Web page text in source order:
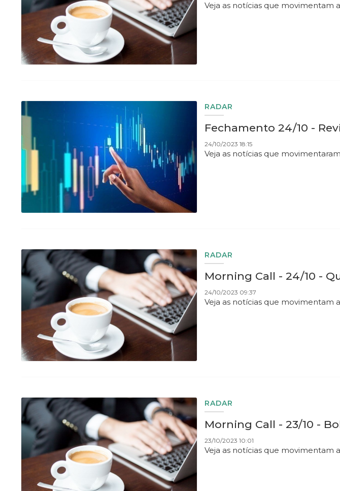
Veja as notícias que movimentam
RADAR
Fechamento 24/10 -
24/10/2023 18:15
Veja as notícias que
RADAR
Morning Call - 24/10 -
24/10/2023 09:37
Veja as notícias que movimentam
RADAR
Morning Call - 23/10 -
23/10/2023 10:01
Veja as notícias que movimentam